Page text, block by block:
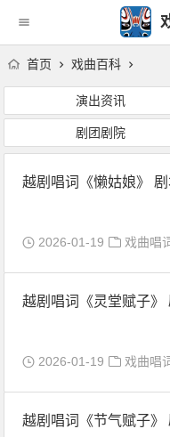
首页 戏曲百科
演出资讯
剧团剧院
越剧唱词《懒姑娘》 剧
2026-01-19 戏曲唱
越剧唱词《灵堂赋子》
2026-01-19 戏曲唱
越剧唱词《节气赋子》